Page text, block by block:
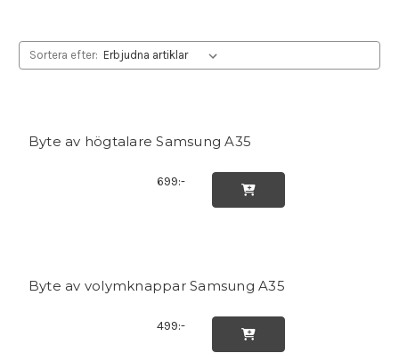
Sortera efter:
Byte av högtalare Samsung A35
699:-

Byte av volymknappar Samsung A35
499:-
